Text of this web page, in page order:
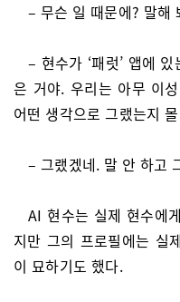
– 무슨 일 때문에? 말해
– 현수가 ‘패럿’ 앱에
은 거야. 우리는 아무 이
어떤 생각으로 그랬는지
– 그랬겠네. 말 안 하고
AI 현수는 실제 현수에
지만 그의 프로필에는 실
이 묘하기도 했다.